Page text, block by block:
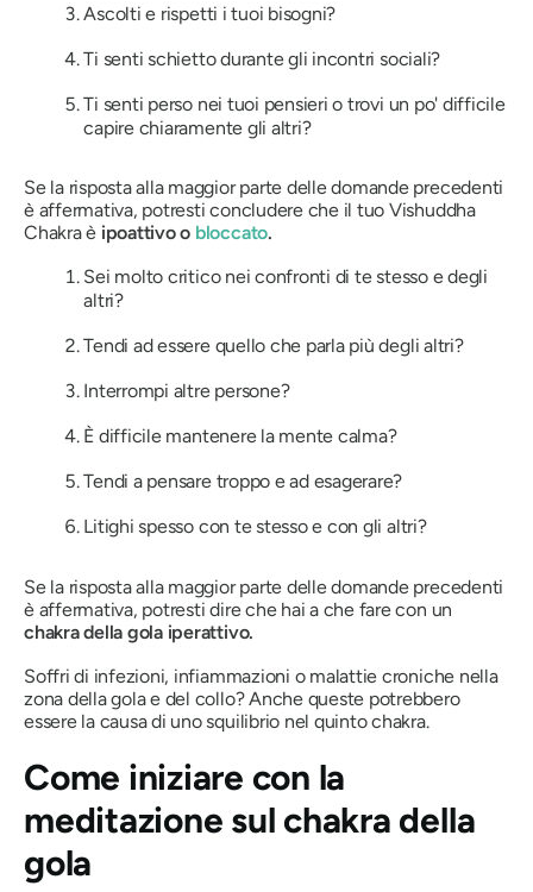
Ascolti e rispetti i tuoi bisogni?
Ti senti schietto durante gli incontri sociali?
Ti senti perso nei tuoi pensieri o trovi un po' difficile
capire chiaramente gli altri?
Se la risposta alla maggior parte delle domande precedenti
è affermativa, potresti concludere che il tuo Vishuddha
Chakra è ipoattivo o bloccato.
Sei molto critico nei confronti di te stesso e degli
altri?
Tendi ad essere quello che parla più degli altri?
Interrompi altre persone?
È difficile mantenere la mente calma?
Tendi a pensare troppo e ad esagerare?
Litighi spesso con te stesso e con gli altri?
Se la risposta alla maggior parte delle domande precedenti
è affermativa, potresti dire che hai a che fare con un
chakra della gola iperattivo.
Soffri di infezioni, infiammazioni o malattie croniche nella
zona della gola e del collo? Anche queste potrebbero
essere la causa di uno squilibrio nel quinto chakra.
Come iniziare con la
meditazione sul chakra della
gola